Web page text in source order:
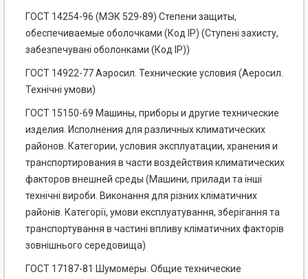
ГОСТ 14254-96 (МЭК 529-89) Степени защиты,
обеспечиваемые оболочками (Код IP) (Ступені захисту,
забезпечувані оболонками (Код IP))
ГОСТ 14922-77 Аэросил. Технические условия (Аеросил.
Технічні умови)
ГОСТ 15150-69 Машины, приборы и другие технические
изделия. Исполнения для различных климатических
районов. Категории, условия эксплуатации, хранения и
транспортирования в части воздействия климатических
факторов внешней среды (Машини, прилади та інші
технічні вироби. Виконання для різних кліматичних
районів. Категорії, умови експлуатування, зберігання та
транспортування в частині впливу кліматичних факторів
зовнішнього середовища)
ГОСТ 17187-81 Шумомеры. Общие технические